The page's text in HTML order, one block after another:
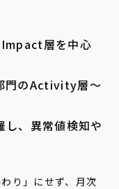
層を中心
門のActivity層〜
し、異常値検知や
り」にせず、月次